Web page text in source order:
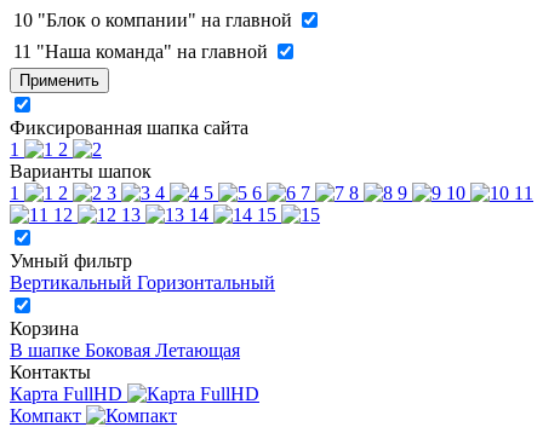
10 "Блок о компании" на главной
11 "Наша команда" на главной
Применить
Фиксированная шапка сайта
1
2
Варианты шапок
1
2 3 4 5 6 7 8 9 10
11
12
13 14 15
Умный фильтр
Вертикальный Горизонтальный
Корзина
В шапке Боковая Летающая
Контакты
Карта FullHD
Компакт